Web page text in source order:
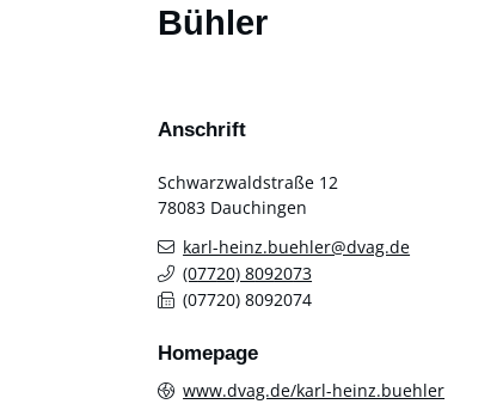
Bühler
Anschrift
Schwarzwaldstraße 12
78083 Dauchingen
karl-heinz.buehler@dvag.de
(07720) 8092073
(07720) 8092074
Homepage
www.dvag.de/karl-heinz.buehler